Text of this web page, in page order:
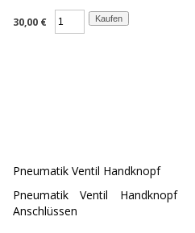
30,00 €
Pneumatik Ventil Handknopf
Pneumatik Ventil
Anschlüssen